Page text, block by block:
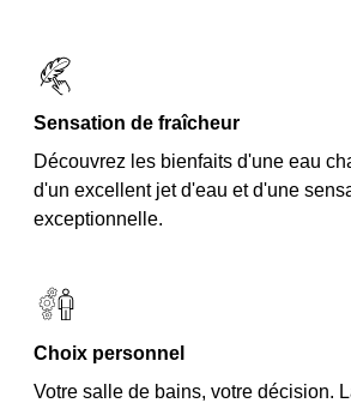
Sensation de fraîcheur
Découvrez les bienfaits d'une eau
d'un excellent jet d'eau et d'une
exceptionnelle.
Choix personnel
Votre salle de bains, votre décision.